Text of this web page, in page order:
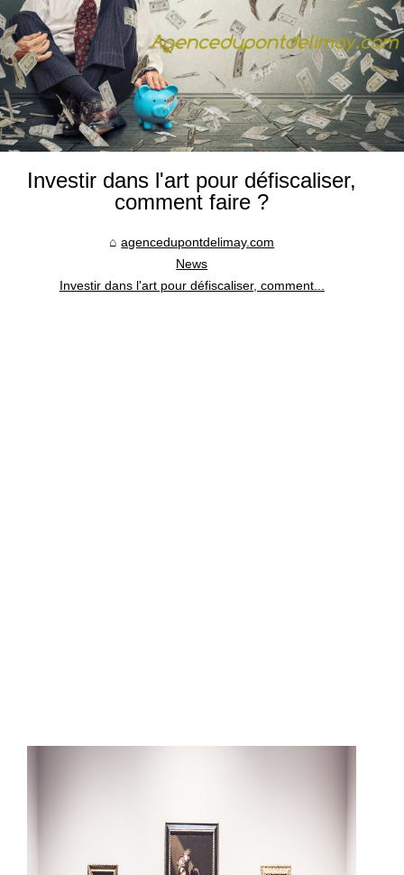
Investir dans l'art pour défiscaliser,
comment faire ?
agencedupontdelimay.com
News
Investir dans l'art pour défiscaliser, comment...